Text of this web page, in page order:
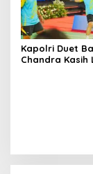
Kapolri Duet
Chandra Kasih